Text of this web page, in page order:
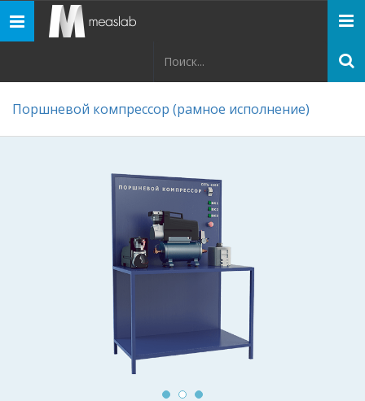
Панель
навигации
Поршневой компрессор (рамное исполнение)